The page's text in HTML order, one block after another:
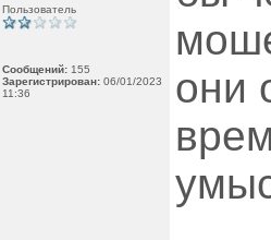
Пользователь
Сообщений: 155
Зарегистрирован: 06/01/2023
11:36
они